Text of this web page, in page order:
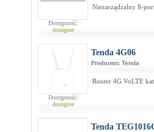
Dostępność:
dostępne
Niezarządzalny 8-
Dostępność:
dostępne
Tenda 4G06
Producent: Tenda
Router 4G VoLTE
Tenda